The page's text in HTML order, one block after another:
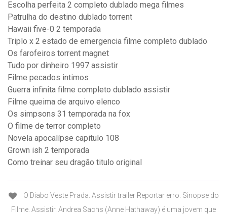
Escolha perfeita 2 completo dublado mega filmes
Patrulha do destino dublado torrent
Hawaii five-0 2 temporada
Triplo x 2 estado de emergencia filme completo dublado
Os farofeiros torrent magnet
Tudo por dinheiro 1997 assistir
Filme pecados intimos
Guerra infinita filme completo dublado assistir
Filme queima de arquivo elenco
Os simpsons 31 temporada na fox
O filme de terror completo
Novela apocalípse capitulo 108
Grown ish 2 temporada
Como treinar seu dragão titulo original
O Diabo Veste Prada. Assistir trailer Reportar erro. Sinopse do
Filme. Assistir. Andrea Sachs (Anne Hathaway) é uma jovem que